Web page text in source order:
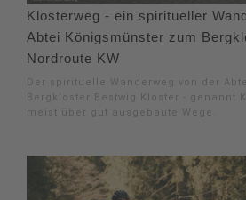
Klosterweg - ein spiritueller
Abtei Königsmünster zum
Nordroute KW
Der spirituelle Wanderweg von der
Bergkloster Bestwig Kloster - genannt
meist über gut ausgebaute Wege.